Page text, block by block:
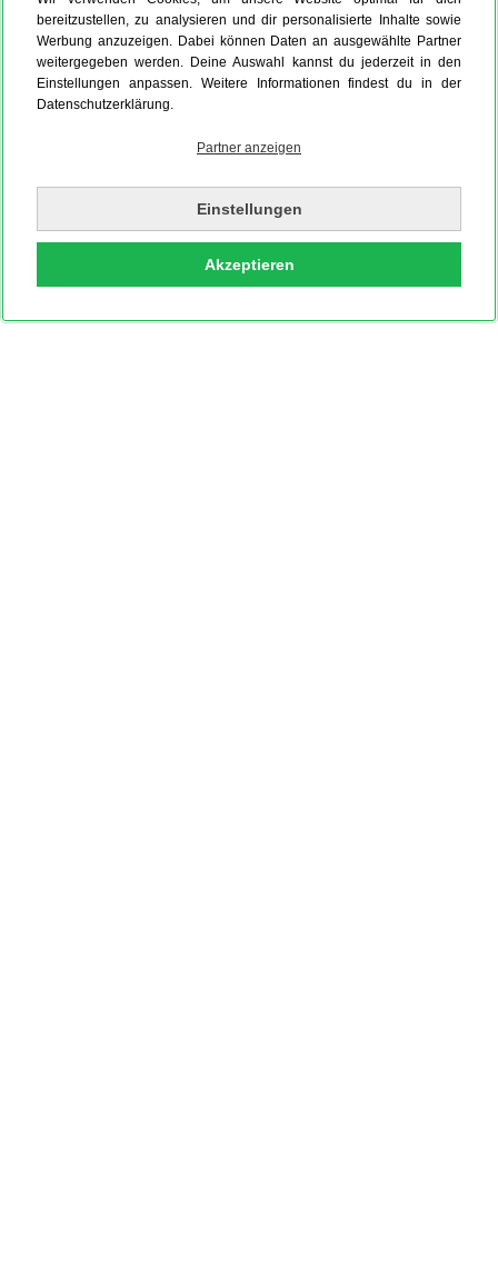
bereitzustellen, zu analysieren und dir personalisierte Inhalte sowie
Werbung anzuzeigen. Dabei können Daten an ausgewählte Partner
weitergegeben werden. Deine Auswahl kannst du jederzeit in den
Einstellungen anpassen. Weitere Informationen findest du in der
Datenschutzerklärung.
Partner anzeigen
Einstellungen
Akzeptieren